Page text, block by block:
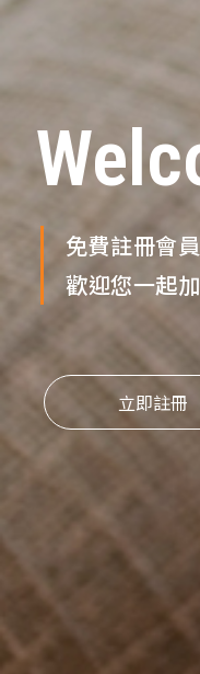
免費註冊會
歡迎您一起
立即註冊